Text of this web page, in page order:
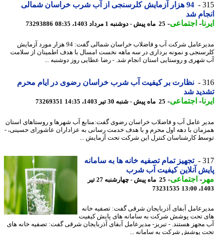
94 هزار آزمایش کلرسنجی از آب شرب خراسان شمالی
شد
-اجتماعی-25 ماه پیش - دوشنبه 1 مرداد 1403، 08:35 73293886
مدیرعامل شرکت آب و فاضلاب خراسان شمالی گفت: 94 هزار مورد آزمایش
و نمونه برداری در سه ماهه نخست امسال با هدف اطمینان از سلامت
و روستایی استان انجام شد. - رضا عطایی روز دوشنبه ...
نظارت بر کیفیت آب شرب خراسان رضوی در ایام محرم
شد
-اجتماعی-25 ماه پیش - شنبه 30 تیر 1403، 14:35 73269351
عامل آب و فاضلاب خراسان رضوی گفت:منابع آب شهرها و روستاهای استان
با دهه اول محرم و با هدف خدمت رسانی به عزاداران عاشورای حسینی، -
کارشناسان کنترل این شرکت تحت آزمایش ...
تجهیز تمام تصفیه خانه ها به سامانه
آنلاین کیفیت آب شرب
-اجتماعی-
25 ماه پیش - چهارشنبه 27 تیر
73231535
آبفای آذربایجان شرقی گفت: تصفیه خانه
تحت پوشش شرکت به سامانه های پایش کیفیت
هستند. - تبریز- مدیرعامل آبفای آذربایجان شرقی گفت: تصفیه خانه های
پوشش شرکت به سامانه ...